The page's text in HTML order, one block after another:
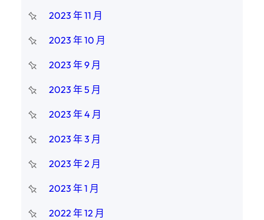
2023 年 11 月
2023 年 10 月
2023 年 9 月
2023 年 5 月
2023 年 4 月
2023 年 3 月
2023 年 2 月
2023 年 1 月
2022 年 12 月